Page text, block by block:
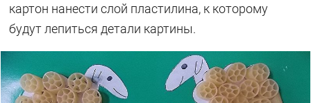
картон нанести слой пластилина, к которому
будут лепиться детали картины.